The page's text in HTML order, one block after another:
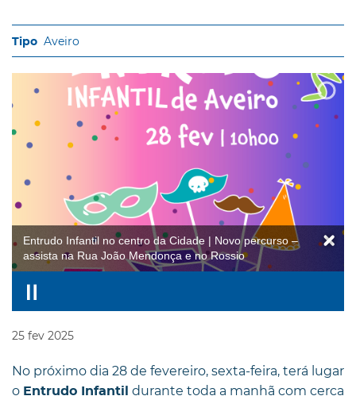
Aveiro
Entrudo Infantil no centro da Cidade | Novo percurso –
assista na Rua João Mendonça e no Rossio
25 fev 2025
No próximo dia 28 de fevereiro, sexta-feira, terá lugar
o Entrudo Infantil durante toda a manhã com cerca